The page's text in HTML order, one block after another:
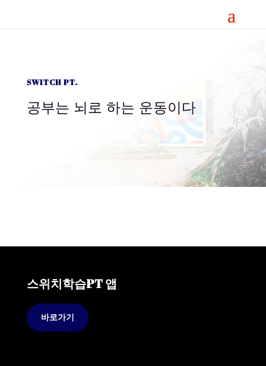
SWITCH PT.
공부는 뇌로 하는 운동이다
스위치학습PT 앱
바로가기